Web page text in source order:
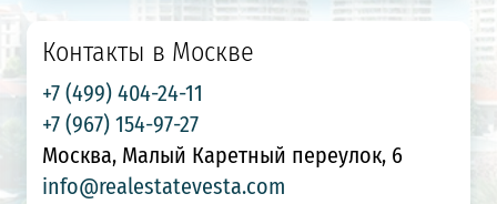
Контакты в Москве
+7 (499) 404-24-11
+7 (967) 154-97-27
Москва, Малый Каретный переулок, 6
info@realestatevesta.com